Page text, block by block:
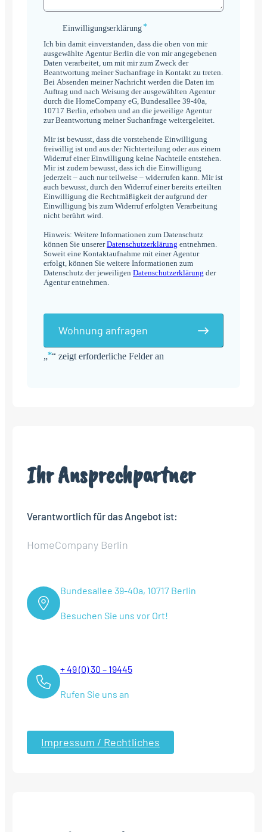
„*“ zeigt erforderliche Felder an
Einwilligungserklärung
Einwilligungserklärung*
Ich bin damit einverstanden, dass die oben von mir
ausgewählte Agentur Berlin die von mir angegebenen
Daten verarbeitet, um mit mir zum Zweck der
Beantwortung meiner Suchanfrage in Kontakt zu treten.
Bei Absenden meiner Nachricht werden die Daten im
Auftrag und nach Weisung der ausgewählten Agentur
durch die HomeCompany eG, Bundesallee 39-40a,
10717 Berlin, erhoben und an die jeweilige Agentur
zur Beantwortung meiner Suchanfrage weitergeleitet.
Mir ist bewusst, dass die vorstehende Einwilligung
freiwillig ist und aus der Nichterteilung oder aus einem
Widerruf einer Einwilligung keine Nachteile entstehen.
Mir ist zudem bewusst, dass ich die Einwilligung
jederzeit – auch nur teilweise – widerrufen kann. Mir ist
auch bewusst, durch den Widerruf einer bereits erteilten
Einwilligung die Rechtmäßigkeit der aufgrund der
Einwilligung bis zum Widerruf erfolgten Verarbeitung
nicht berührt wird.
Hinweis: Weitere Informationen zum Datenschutz
können Sie unsererDatenschutzerklärung entnehmen.
Soweit eine Kontaktaufnahme mit einer Agentur
erfolgt, können Sie weitere Informationen zum
Datenschutz der jeweiligen Datenschutzerklärung der
Agentur entnehmen.
Wohnung anfragen
Ihr Ansprechpartner
Verantwortlich für das Angebot ist:
HomeCompany Berlin
Bundesallee 39-40a, 10717 Berlin
Besuchen Sie uns vor Ort!
+ 49 (0) 30 – 19445
Rufen Sie uns an
Impressum / Rechtliches